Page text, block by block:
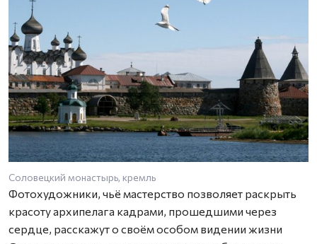
Соловецкий монастырь, кремль
Фотохудожники, чьё мастерство позволяет раскрыть
красоту архипелага кадрами, прошедшими через
сердце, расскажут о своём особом видении жизни